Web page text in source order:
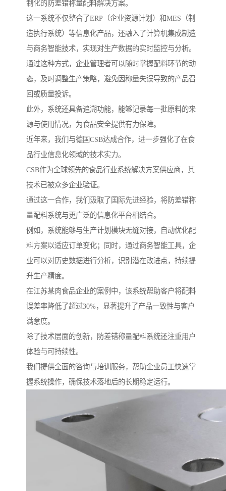
制化的防差错称量配料解决方案。
这一系统不仅整合了ERP（企业资源计划）和MES（制
造执行系统）等信息化产品，还融入了计算机集成制造
与商务智能技术，实现对生产数据的实时监控与分析。
通过这种方式，企业管理者可以随时掌握配料环节的动
态，及时调整生产策略，避免因称量失误导致的产品召
回或质量投诉。
此外，系统还具备追溯功能，能够记录每一批原料的来
源与使用情况，为食品安全提供有力保障。
近年来，我们与德国CSB达成合作，进一步强化了在食
品行业信息化领域的技术实力。
CSB作为全球领先的食品行业系统解决方案供应商，其
技术已被众多企业验证。
通过这一合作，我们汲取了国际先进经验，将防差错称
量配料系统与更广泛的信息化平台相结合。
例如，系统能够与生产计划模块无缝对接，自动优化配
料方案以适应订单变化；同时，通过商务智能工具，企
业可以对历史数据进行分析，识别潜在改进点，持续提
升生产精度。
在江苏某肉食品企业的案例中，该系统帮助客户将配料
误差率降低了超过30%，显著提升了产品一致性与客户
满意度。
除了技术层面的创新，防差错称量配料系统还注重用户
体验与可持续性。
我们提供全面的咨询与培训服务，帮助企业员工快速掌
握系统操作，确保技术落地后的长期稳定运行。